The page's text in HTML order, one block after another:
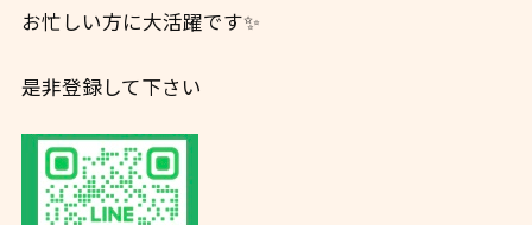
お忙しい方に大活躍です✨
是非登録して下さい